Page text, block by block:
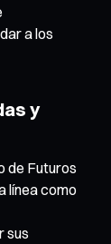
a los
y
de Futuros
línea como
sus